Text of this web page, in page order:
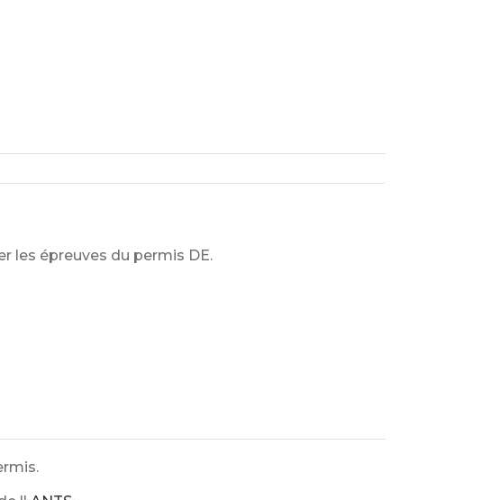
les épreuves du permis DE.